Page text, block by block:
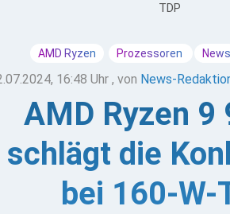
TDP
AMD Ryzen Prozessoren News
16:48 Uhr , von News-
AMD Ryzen 9
schlägt die
bei 160-W-